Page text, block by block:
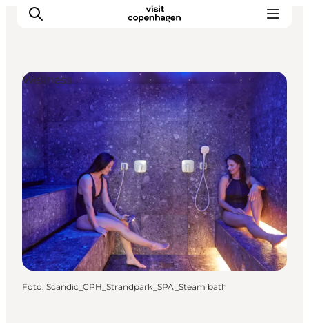
This is Copenhagen
Aktiviteter
Spis & drik
Områder
Planlæg din tur
CopenPay
Copenhagen Card
Wellness
Foto: Scandic_CPH_Strandpark_SPA_Steam bath